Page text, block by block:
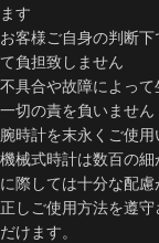
ます
お客様ご自身の判断
て負担致しません
不具合や故障によっ
一切の責を負いません
腕時計を末永くご使
機械式時計は数百の
に際しては十分な配慮
正しご使用方法を遵
だけます。